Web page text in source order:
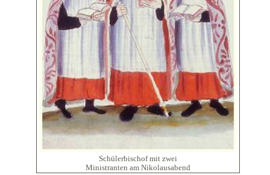
Schülerbischof mit zwei
Ministranten am Nikolausabend